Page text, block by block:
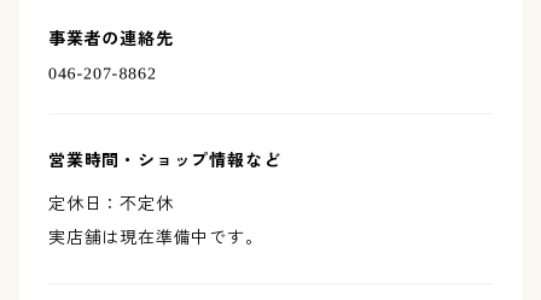
事業者の連絡先
営業時間・ショップ情報など
定休日：不定休
実店舗は現在準備中です。